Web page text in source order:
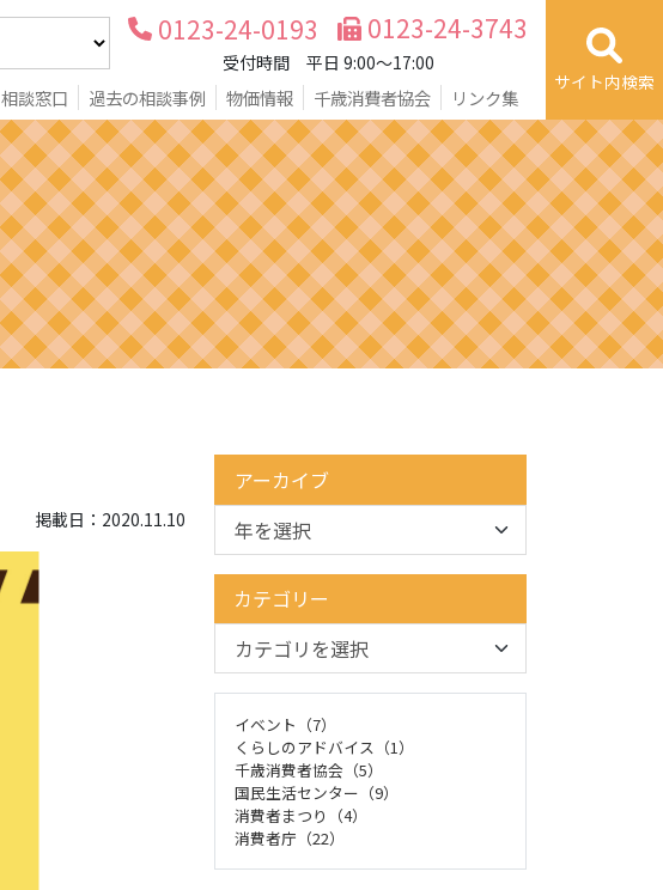
相談窓口 過去の相談事例 物価情報 千歳消費者協会 リンク集
0123-24-0193 0123-24-3743
受付時間 平日 9:00～17:00
サイト内検索
掲載日：2020.11.10
アーカイブ
カテゴリー
イベント（7）
くらしのアドバイス（1）
千歳消費者協会（5）
国民生活センター（9）
消費者まつり（4）
消費者庁（22）